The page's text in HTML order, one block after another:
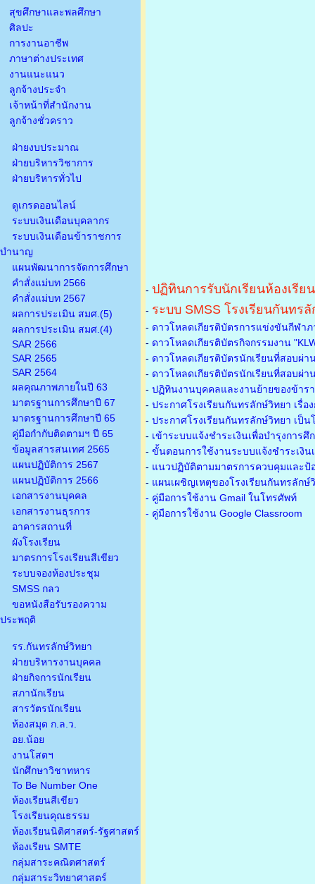
สุขศึกษาและพลศึกษา
ศิลปะ
การงานอาชีพ
ภาษาต่างประเทศ
งานแนะแนว
ลูกจ้างประจำ
เจ้าหน้าที่สำนักงาน
ลูกจ้างชั่วคราว
ฝ่ายงบประมาณ
ฝ่ายบริหารวิชาการ
ฝ่ายบริหารทั่วไป
ดูเกรดออนไลน์
ระบบเงินเดือนบุคลากร
ระบบเงินเดือนข้าราชการ
บำนาญ
แผนพัฒนาการจัดการศึกษา
คำสั่งแม่บท 2566
คำสั่งแม่บท 2567
ผลการประเมิน สมศ.(5)
ผลการประเมิน สมศ.(4)
SAR 2566
SAR 2565
SAR 2564
ผลคุณภาพภายในปี 63
มาตรฐานการศึกษาปี 67
มาตรฐานการศึกษาปี 65
คู่มือกำกับติดตามฯ ปี 65
ข้อมูลสารสนเทศ 2565
แผนปฏิบัติการ 2567
แผนปฏิบัติการ 2566
เอกสารงานบุคคล
เอกสารงานธุรการ
อาคารสถานที่
ผังโรงเรียน
มาตรการโรงเรียนสีเขียว
ระบบจองห้องประชุม
SMSS กลว
ขอหนังสือรับรองความ
ประพฤติ
รร.กันทรลักษ์วิทยา
ฝ่ายบริหารงานบุคคล
ฝ่ายกิจการนักเรียน
สภานักเรียน
สารวัตรนักเรียน
ห้องสมุด ก.ล.ว.
อย.น้อย
งานโสตฯ
นักศึกษาวิชาทหาร
To Be Number One
ห้องเรียนสีเขียว
โรงเรียนคุณธรรม
ห้องเรียนนิติศาสตร์-รัฐศาสตร์
ห้องเรียน SMTE
กลุ่มสาระคณิตศาสตร์
กลุ่มสาระวิทยาศาสตร์
- ปฏิทินการรับนักเรียนห้องเรีย
- ระบบ SMSS โรงเรียนกันทร
- ดาวโหลดเกียรติบัตรการแข่งขันกีฬา
- ดาวโหลดเกียรติบัตรกิจกรรมงาน
- ดาวโหลดเกียรติบัตรนักเรียนที่สอบผ่
- ดาวโหลดเกียรติบัตรนักเรียนที่สอบผ่
- ปฏิทินงานบุคคลและงานย้ายของข้าร
- ประกาศโรงเรียนกันทรลักษ์วิทยา เรื่
- ประกาศโรงเรียนกันทรลักษ์วิทยา เป็
- เข้าระบบแจ้งชำระเงินเพื่อบำรุงการศึ
- ขั้นตอนการใช้งานระบบแจ้งชำระเงิน
- แนวปฏิบัติตามมาตรการควบคุมและป้
- แผนเผชิญเหตุของโรงเรียนกันทรลัก
- คู่มือการใช้งาน Gmail ในโทรศัพท์
- คู่มือการใช้งาน Google Classroom